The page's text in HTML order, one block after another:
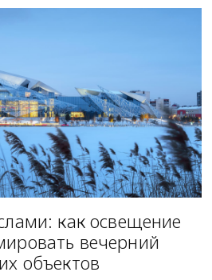
как освещение
вечерний
объектов